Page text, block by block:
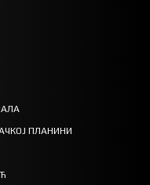
ПЛАНИНИ